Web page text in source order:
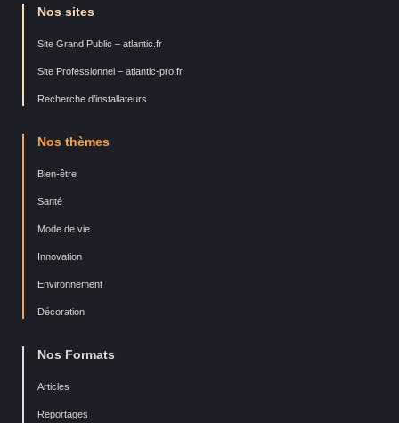
Nos sites
Site Grand Public – atlantic.fr
Site Professionnel – atlantic-pro.fr
Recherche d’installateurs
Nos thèmes
Bien-être
Santé
Mode de vie
Innovation
Environnement
Décoration
Nos Formats
Articles
Reportages